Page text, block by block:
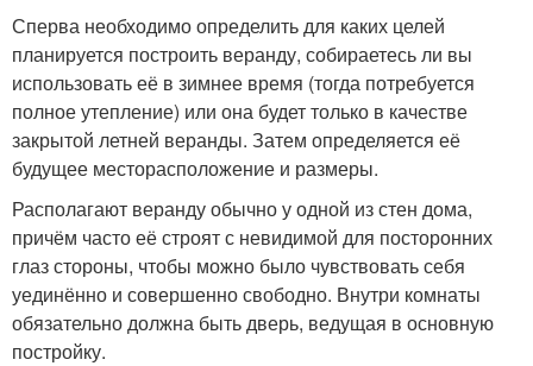
Сперва необходимо определить для каких целей
планируется построить веранду, собираетесь ли вы
использовать её в зимнее время (тогда потребуется
полное утепление) или она будет только в качестве
закрытой летней веранды. Затем определяется её
будущее месторасположение и размеры.
Располагают веранду обычно у одной из стен дома,
причём часто её строят с невидимой для посторонних
глаз стороны, чтобы можно было чувствовать себя
уединённо и совершенно свободно. Внутри комнаты
обязательно должна быть дверь, ведущая в основную
постройку.